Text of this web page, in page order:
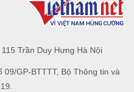
Trần Duy Hưng Hà Nội
GP-BTTTT, Bộ Thông tin và